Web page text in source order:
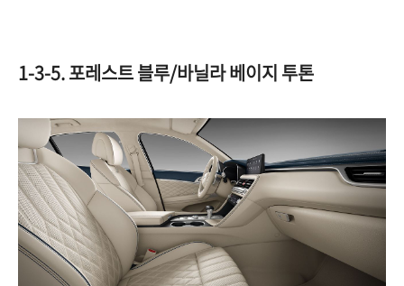
1-3-5. 포레스트 블루/바닐라 베이지 투톤